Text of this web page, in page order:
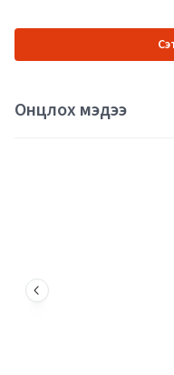
Онцлох мэдээ